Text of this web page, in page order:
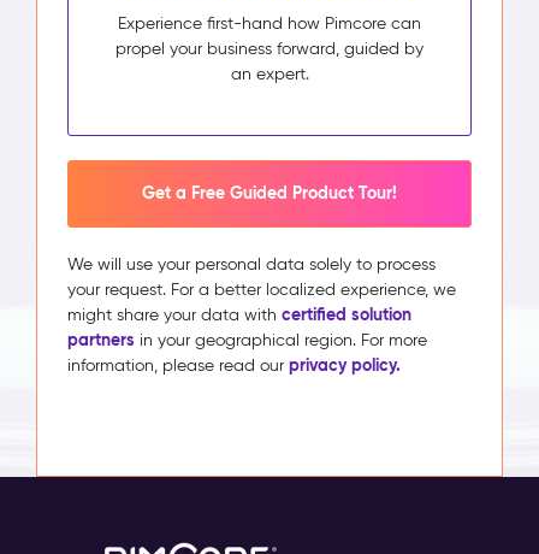
Experience first-hand how Pimcore can
propel your business forward, guided by
an expert.
Get a Free Guided Product Tour!
We will use your personal data solely to process
your request. For a better localized experience, we
might share your data with certified solution
partners in your geographical region. For more
information, please read our privacy policy.